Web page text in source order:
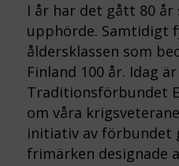
I år har det gått 80 år
upphörde. Samtidigt
åldersklassen som
Finland 100 år. Idag
Traditionsförbundet
om våra
initiativ av förbundet
frimärken designade